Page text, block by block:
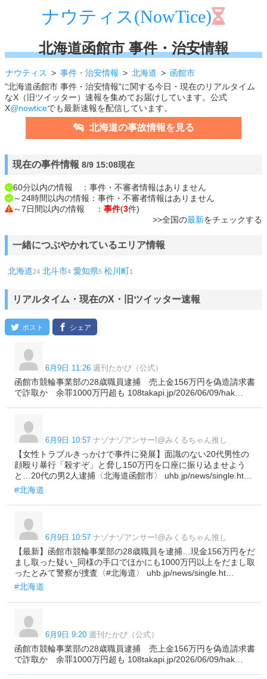
ナウティス(NowTice)
北海道函館市 事件・治安情報
ナウティス 事件・治安情報 北海道
函館市
"北海道函館市 事件・治安情報"に関する今日・現在のリアルタイム
なX（旧ツイッター）速報を集めてお届けしています。公式
X@nowticeでも最新速報を配信しています。
北海道の事故情報を見る
現在の事件情報 8/9 15:08現在
60分以内の情報 ：事件・不審者情報はありません
～24時間以内の情報：事件・不審者情報はありません
～7日間以内の情報 ： 事件(3件)
>>全国の最新をチェックする
一緒につぶやかれているエリア情報
北海道24 北斗市4 愛知県5 松川町1
リアルタイム・現在のX・旧ツイッター速報
6月9日 11:26 週刊たかぴ（公式）
函館市競輪事業部の28歳職員逮捕 売上金156万円を偽造請求書
で詐取か 余罪1000万円超も 108takapi.jp/2026/06/09/hak…
6月9日 10:57 ナゾナゾアンサー!@みくるちゃん推し
【女性トラブルきっかけで事件に発展】面識のない20代男性の
顔殴り暴行「殺すぞ」と脅し150万円を口座に振り込ませよう
と…20代の男2人逮捕〈北海道函館市〉 uhb.jp/news/single.ht…
#北海道
6月9日 10:57 ナゾナゾアンサー!@みくるちゃん推し
【最新】函館市競輪事業部の28歳職員を逮捕…現金156万円をだ
まし取った疑い_同様の手口でほかにも1000万円以上をだまし取
ったとみて警察が捜査〈#北海道〉 uhb.jp/news/single.ht…
#北海道
6月9日 9:20 週刊たかぴ（公式）
函館市競輪事業部の28歳職員逮捕 売上金156万円を偽造請求書
で詐取か 余罪1000万円超も 108takapi.jp/2026/06/09/hak…